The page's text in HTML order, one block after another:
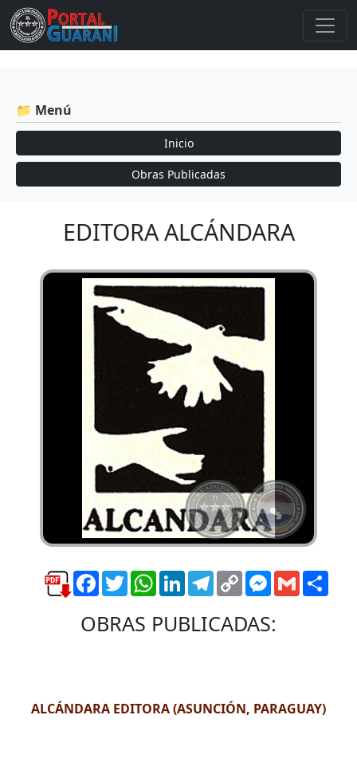
📁 Menú
Inicio
Obras Publicadas
EDITORA ALCÁNDARA
Facebook
TwitterWhatsApp
LinkedInTelegram
Copy
Link
Messenger
Gmail
OBRAS PUBLICADAS:
ALCÁNDARA EDITORA (ASUNCIÓN, PARAGUAY)